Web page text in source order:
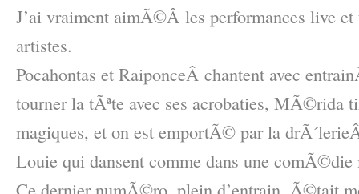
J’ai vraiment aimÃ©Â les performances live
artistes.
Pocahontas et RaiponceÂ chantent avec
tourner la tÃªte avec ses acrobaties, MÃ©rida
magiques, et on est emportÃ© par la
Louie qui dansent comme dans une
Ce dernier numÃ©ro, plein d’entrain,